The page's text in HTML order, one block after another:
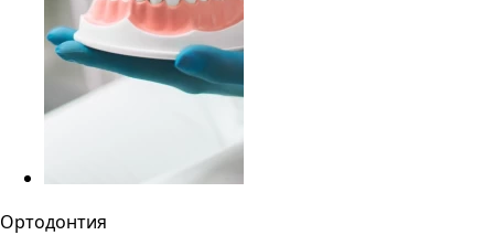
Ортодонтия